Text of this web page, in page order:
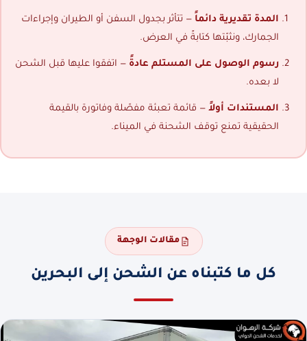
المدة تقديرية دائماً — تتأثر بجدول السفن أو الطيران وإجراءات
الجمارك، ونثبّتها كتابةً في العرض.
رسوم الوصول على المستلم عادةً — اتفقوا عليها قبل الشحن
لا بعده.
المستندات أولاً — قائمة تعبئة مفصّلة وفاتورة بالقيمة
الحقيقية تمنع توقف الشحنة في الميناء.
مقالات الوجهة
كل ما كتبناه عن الشحن إلى البحرين